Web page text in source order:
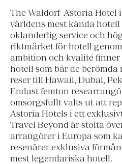
The Waldorf-Astoria Hotel
världens mest kända hotell
oklanderlig service och
riktmärket för hotell
ambition och kvalité finner
hotell som bär de berömda
reser till Hawaii, Dubai,
Endast femton
omsorgsfullt valts ut att
Astoria Hotels i ett
Travel Beyond är stolta
arrangörer i Europa som
resenärer exklusiva
mest legendariska hotell.